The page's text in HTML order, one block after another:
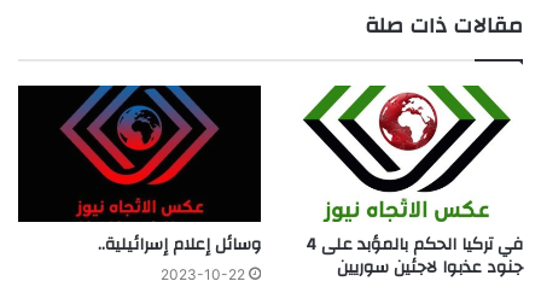
مقالات ذات صلة
في تركيا الحكم بالمؤبد على 4
جنود عذبوا لاجئين سوريين
وسائل إعلام إسرائيلية..
2023-10-22